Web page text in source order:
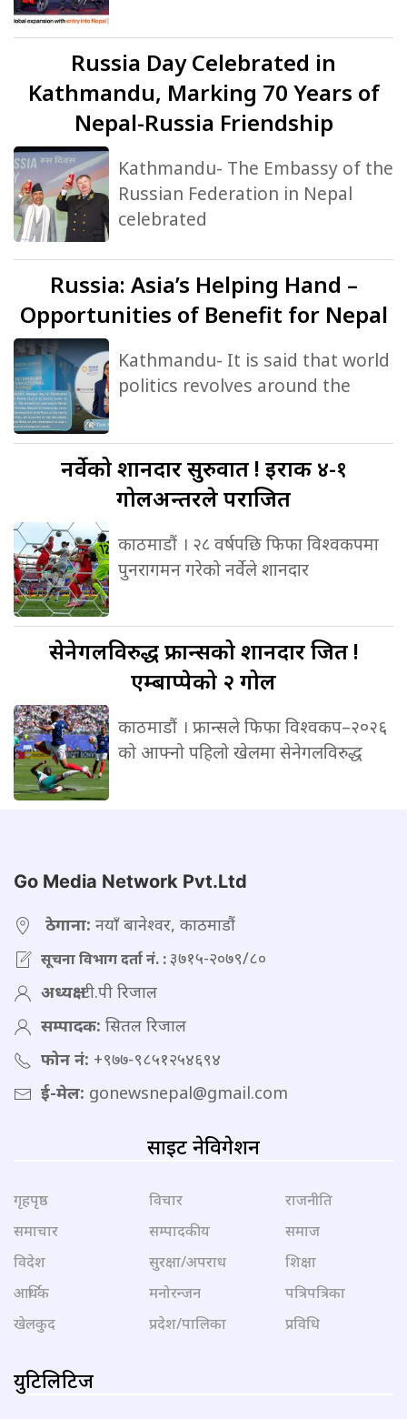
Russia Day Celebrated in
Kathmandu, Marking 70 Years of
Nepal-Russia Friendship
Kathmandu- The Embassy of the
Russian Federation in Nepal
celebrated
Russia: Asia’s Helping Hand –
Opportunities of Benefit for Nepal
Kathmandu- It is said that world
politics revolves around the
नर्वेकोशानदार सुरुवात ! इराक ४-१
गोलअन्तरले पराजित
काठमाडौं । २८ वर्षपछि फिफा विश्वकपमा
पुनरागमन गरेको नर्वेले शानदार
सेनेगलविरुद्धफ्रान्सको शानदार जित !
एम्बाप्पेको २ गोल
काठमाडौं । फ्रान्सले फिफा विश्वकप–२०२६
को आफ्नो पहिलो खेलमा सेनेगलविरुद्ध
Go Media Network Pvt.Ltd
ठेगाना: नयाँ बानेश्वर, काठमाडौं
सूचना विभाग दर्ता नं. :३७१५-२०७९/८०
अध्यक्ष:टी.पी रिजाल
सम्पादक: सितल रिजाल
फोन नं: +९७७-९८५१२५४६९४
ई-मेल: gonewsnepal@gmail.com
साइट नेविगेशन
गृहपृष्ठ
समाचार
विदेश
आर्थिक
खेलकुद
विचार
सम्पादकीय
सुरक्षा/अपराध
मनोरन्जन
प्रदेश/पालिका
राजनीति
समाज
शिक्षा
पत्रिपत्रिका
प्रविधि
युटिलिटिज